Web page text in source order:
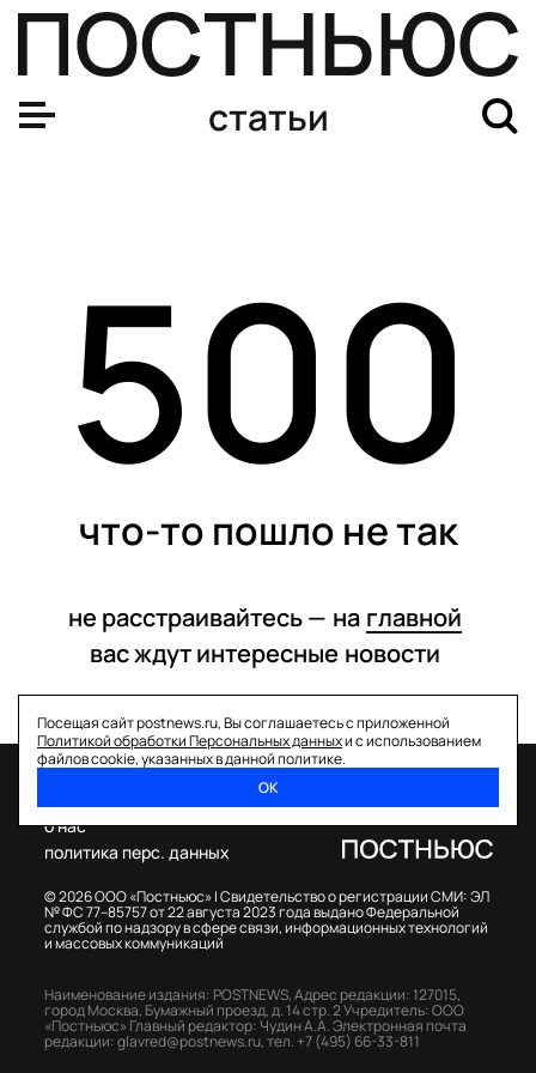
статьи
500
что-то пошло не так
не расстраивайтесь — на главной
вас ждут интересные новости
Посещая сайт postnews.ru, Вы соглашаетесь с приложенной
Политикой обработки Персональных данныхи с использованием
файлов cookie, указанных в данной политике.
ОК
© 2026 ООО «Постньюс» |Свидетельство о регистрации СМИ: ЭЛ
№ ФС 77–85757 от 22 августа 2023 года выдано Федеральной
службой по надзору в сфере связи, информационных технологий
и массовых коммуникаций
о нас
политика перс. данных
Наименование издания: POSTNEWS,Адрес редакции: 127015,
город Москва, Бумажный проезд, д. 14 стр. 2Учредитель: ООО
«Постньюс» Главный редактор: Чудин А.А.Электронная почта
редакции:glavred@postnews.ru,тел. +7 (495) 66-33-811